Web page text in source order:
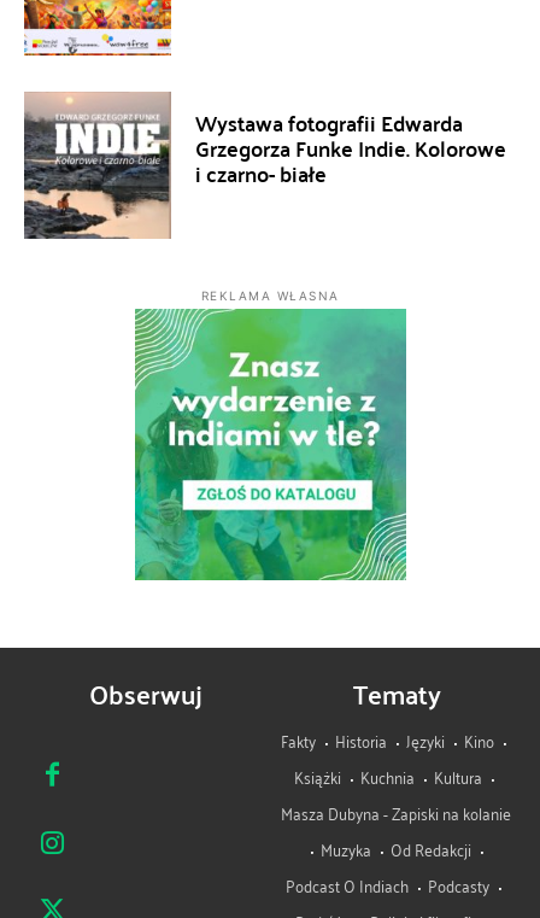
Wystawa fotografii Edwarda
Grzegorza Funke Indie. Kolorowe
i czarno- białe
REKLAMA WŁASNA
Obserwuj Tematy
Fakty Historia Języki
Kino
Książki
Kuchnia
Kultura
Masza Dubyna - Zapiski na kolanie
Muzyka
Od Redakcji
Podcast O Indiach
Podcasty